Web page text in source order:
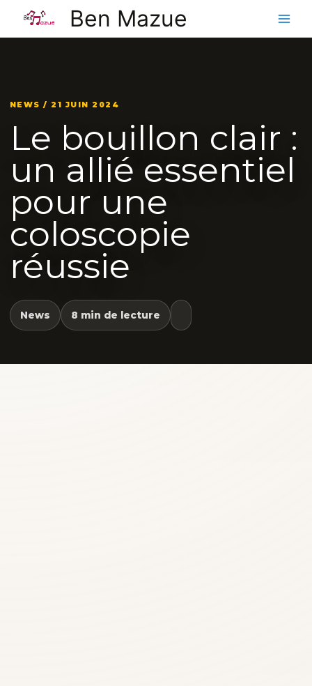
contenu
Ben Mazue
NEWS / 21 JUIN 2024
Le bouillon clair :
un allié essentiel
pour une
coloscopie
réussie
News 8 min de lecture